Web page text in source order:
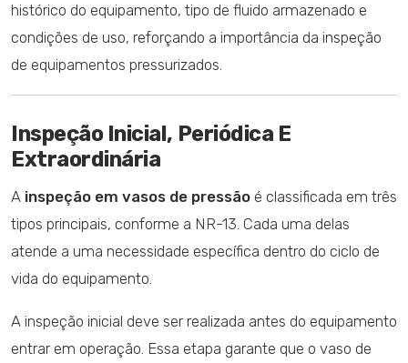
histórico do equipamento, tipo de fluido armazenado e
condições de uso, reforçando a importância da inspeção
de equipamentos pressurizados.
Inspeção Inicial, Periódica E
Extraordinária
A inspeção em vasos de pressão é classificada em três
tipos principais, conforme a NR-13. Cada uma delas
atende a uma necessidade específica dentro do ciclo de
vida do equipamento.
A inspeção inicial deve ser realizada antes do equipamento
entrar em operação. Essa etapa garante que o vaso de